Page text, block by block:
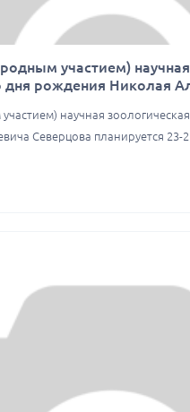
участием)
дня рождения Николая
научная
Северцова планируется 23-